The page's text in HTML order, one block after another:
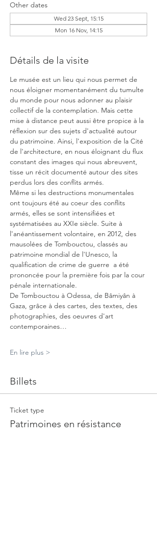
Other dates
Wed 23 Sept, 15:15
Mon 16 Nov, 14:15
Détails de la visite
Le musée est un lieu qui nous permet de
nous éloigner momentanément du tumulte
du monde pour nous adonner au plaisir
collectif de la contemplation. Mais cette
mise à distance peut aussi être propice à la
réflexion sur des sujets d'actualité autour
du patrimoine. Ainsi, l'exposition de la Cité
de l'architecture, en nous éloignant du flux
constant des images qui nous abreuvent,
tisse un récit documenté autour des sites
perdus lors des conflits armés.
Même si les destructions monumentales
ont toujours été au coeur des conflits
armés, elles se sont intensifiées et
systématisées au XXIe siècle. Suite à
l'anéantissement volontaire, en 2012, des
mausolées de Tombouctou, classés au
patrimoine mondial de l'Unesco, la
qualification de crime de guerre  a été
prononcée pour la première fois par la cour
pénale internationale.
De Tombouctou à Odessa, de Bâmiyân à
Gaza, grâce à des cartes, des textes, des
photographies, des oeuvres d'art
contemporaines…
En lire plus >
Billets
Ticket type
Patrimoines en résistance